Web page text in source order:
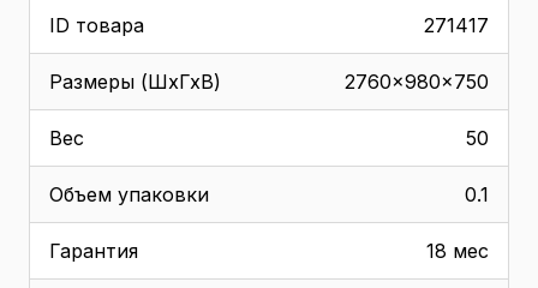
ID товара 271417
Размеры (ШхГхВ) 2760x980x750
Вес 50
Объем упаковки 0.1
Гарантия 18 мес